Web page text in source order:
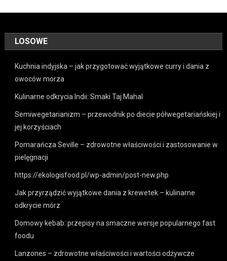
LOSOWE
Kuchnia indyjska – jak przygotować wyjątkowe curry i dania z
owoców morza
Kulinarne odkrycia Indii: Smaki Taj Mahal
Semiwegetarianizm – przewodnik po diecie półwegetariańskiej i
jej korzyściach
Pomarańcza Seville – zdrowotne właściwości i zastosowanie w
pielęgnacji
https://ekologisfood.pl/wp-admin/post-new.php
Jak przyrządzić wyjątkowe dania z krewetek – kulinarne
odkrycie mórz
Domowy kebab: przepisy na smaczne wersje popularnego fast
foodu
Lanzones – zdrowotne właściwości i wartości odżywcze